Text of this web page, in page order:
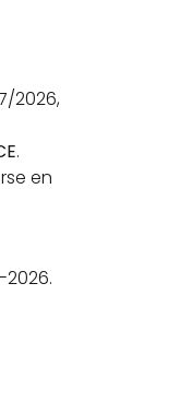
2026,
.
en